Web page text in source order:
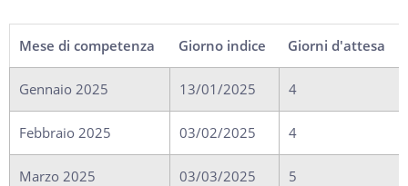
Mese di competenza Giorno indice Giorni d'attesa
Gennaio 2025 13/01/2025 4
Febbraio 2025 03/02/2025 4
Marzo 2025 03/03/2025 5